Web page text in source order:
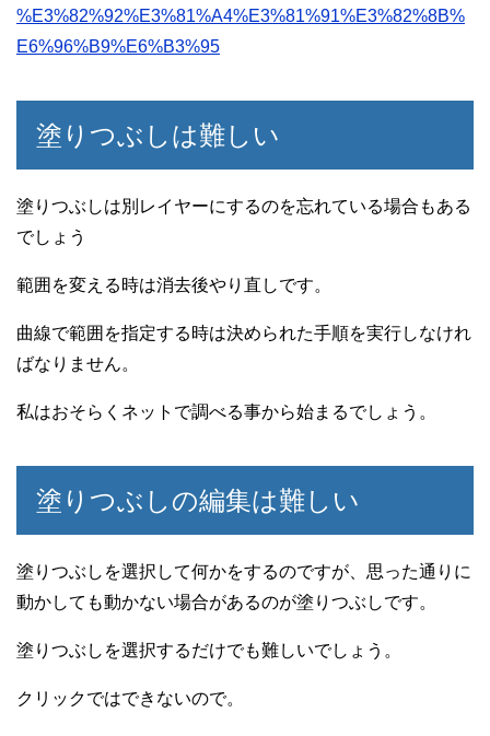
%E3%82%92%E3%81%A4%E3%81%91%E3%82%8B%
E6%96%B9%E6%B3%95
塗りつぶしは難しい
塗りつぶしは別レイヤーにするのを忘れている場合もある
でしょう
範囲を変える時は消去後やり直しです。
曲線で範囲を指定する時は決められた手順を実行しなけれ
ばなりません。
私はおそらくネットで調べる事から始まるでしょう。
塗りつぶしの編集は難しい
塗りつぶしを選択して何かをするのですが、思った通りに
動かしても動かない場合があるのが塗りつぶしです。
塗りつぶしを選択するだけでも難しいでしょう。
クリックではできないので。